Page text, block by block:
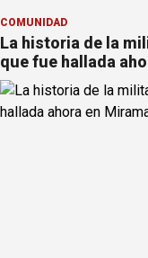
COMUNIDAD
La historia de la
que fue hallada